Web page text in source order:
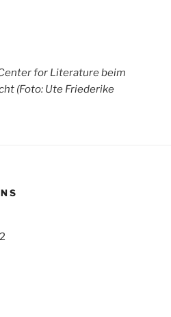
for Literature beim
(Foto: Ute Friederike